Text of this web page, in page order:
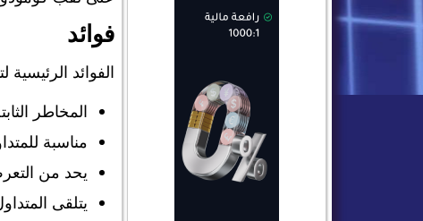
فوائد
الفوائد
المخاطر
مناسبة
يحد من
يتلقى